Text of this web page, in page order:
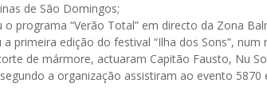
de São Domingos;
programa “Verão Total” em directo da Zona
primeira edição do festival “Ilha dos Sons”,
de mármore, actuaram Capitão Fausto, Nu
a organização assistiram ao evento 5870